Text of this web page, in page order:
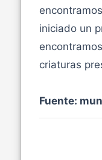
iniciado un
criaturas
Fuente: